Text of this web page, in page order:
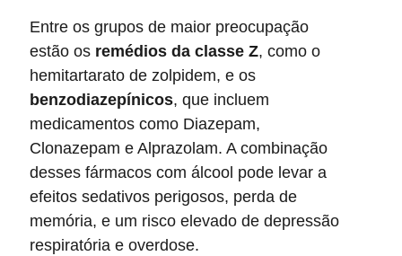
Entre os grupos de maior preocupação
estão os remédios da classe Z, como o
hemitartarato de zolpidem, e os
benzodiazepínicos, que incluem
medicamentos como Diazepam,
Clonazepam e Alprazolam. A combinação
desses fármacos com álcool pode levar a
efeitos sedativos perigosos, perda de
memória, e um risco elevado de depressão
respiratória e overdose.